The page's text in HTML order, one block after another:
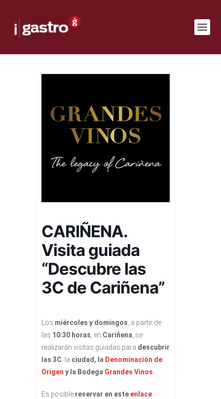
CARIÑENA.
Visita guiada
“Descubre las
3C de Cariñena”
Los miércoles y domingos , a partir de
las 10:30 horas , en Cariñena , se
realizarán visitas guiadas para descubrir
las 3C: la ciudad, la Denominación de
Origen y la Bodega Grandes Vinos
Es posible reservar en este enlace